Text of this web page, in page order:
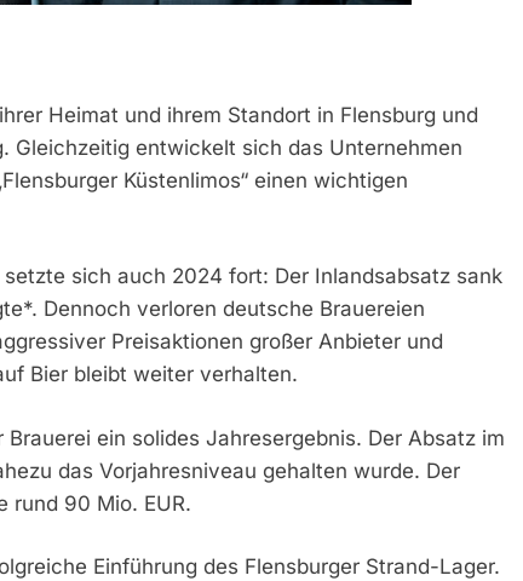
Heimat und ihrem Standort in Flensburg und
Gleichzeitig entwickelt sich das Unternehmen
Küstenlimos“ einen wichtigen
sich auch 2024 fort: Der Inlandsabsatz sank
Dennoch verloren deutsche Brauereien
Preisaktionen großer Anbieter und
Bier bleibt weiter verhalten.
ein solides Jahresergebnis. Der Absatz im
das Vorjahresniveau gehalten wurde. Der
rund 90 Mio. EUR.
Einführung des Flensburger Strand-Lager.